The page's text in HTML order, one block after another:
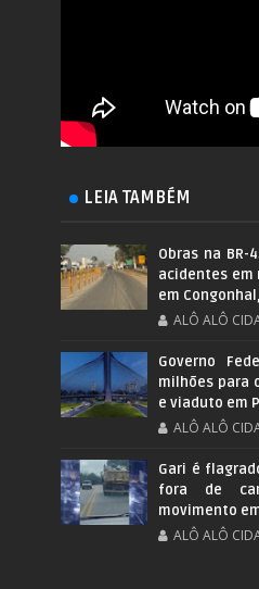
LEIA TAMBÉM
Obras na
acidentes em
em
ALÔ ALÔ
Governo
milhões para
e viaduto em
ALÔ ALÔ
Gari é
fora de
movimento
ALÔ ALÔ